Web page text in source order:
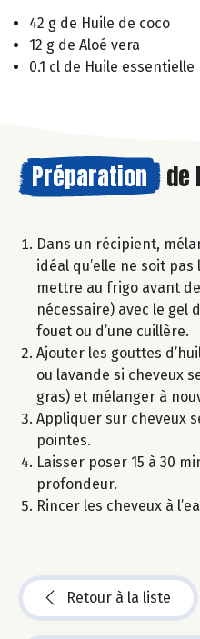
42 g de Huile de coco
12 g de Aloé vera
0.1 cl de Huile essentielle
Préparation de
Dans un récipient,
idéal qu’elle ne soit
mettre au frigo avant
nécessaire) avec le gel
fouet ou d’une cuillère.
Ajouter les gouttes
ou lavande si cheveux
gras) et mélanger à
Appliquer sur cheveux
pointes.
Laisser poser 15 à 30
profondeur.
Rincer les cheveux à
Retour à la liste